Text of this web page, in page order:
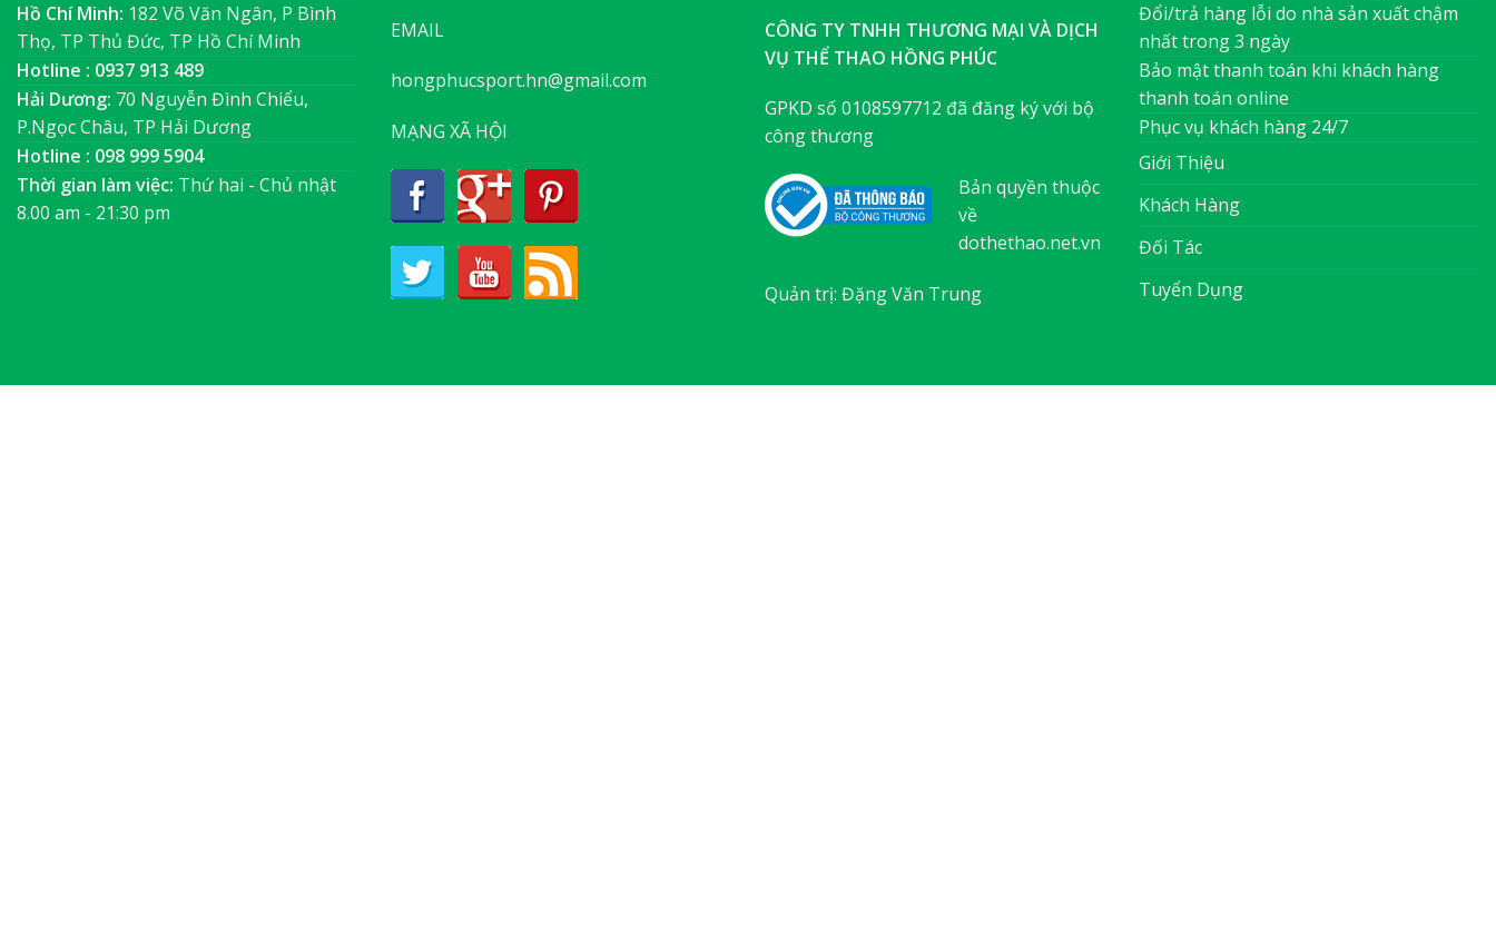
Hồ Chí Minh: 182 Võ Văn Ngân, P Bình
Thọ, TP Thủ Đức, TP Hồ Chí Minh
Hotline : 0937 913 489
Hải Dương: 70 Nguyễn Đình Chiểu,
P.Ngọc Châu, TP Hải Dương
Hotline : 098 999 5904
Thời gian làm việc: Thứ hai - Chủ nhật
8.00 am - 21:30 pm
EMAIL
hongphucsport.hn@gmail.com
MẠNG XÃ HỘI
CÔNG TY TNHH THƯƠNG MẠI VÀ DỊCH
VỤ THỂ THAO HỒNG PHÚC
GPKD số 0108597712 đã đăng ký với bộ
công thương
Bản quyền thuộc
về
dothethao.net.vn
Quản trị: Đặng Văn Trung
Đổi/trả hàng lỗi do nhà sản xuất chậm
nhất trong 3 ngày
Bảo mật thanh toán khi khách hàng
thanh toán online
Phục vụ khách hàng 24/7
Giới Thiệu
Khách Hàng
Đối Tác
Tuyển Dụng